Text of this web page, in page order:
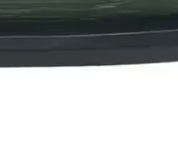
ve performans
Seçenekler